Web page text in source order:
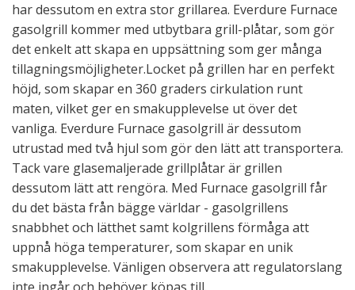
har dessutom en extra stor grillarea. Everdure Furnace
gasolgrill kommer med utbytbara grill-plåtar, som gör
det enkelt att skapa en uppsättning som ger många
tillagningsmöjligheter.Locket på grillen har en perfekt
höjd, som skapar en 360 graders cirkulation runt
maten, vilket ger en smakupplevelse ut över det
vanliga. Everdure Furnace gasolgrill är dessutom
utrustad med två hjul som gör den lätt att transportera.
Tack vare glasemaljerade grillplåtar är grillen
dessutom lätt att rengöra. Med Furnace gasolgrill får
du det bästa från bägge världar - gasolgrillens
snabbhet och lätthet samt kolgrillens förmåga att
uppnå höga temperaturer, som skapar en unik
smakupplevelse. Vänligen observera att regulatorslang